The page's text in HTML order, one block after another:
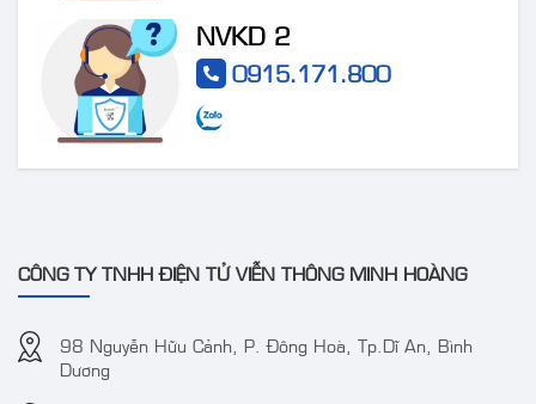
NVKD 2
0915.171.800
CÔNG TY TNHH ĐIỆN TỬ VIỄN THÔNG MINH HOÀNG
98 Nguyễn Hữu Cảnh, P. Đông Hoà, Tp.Dĩ An, Bình
Dương